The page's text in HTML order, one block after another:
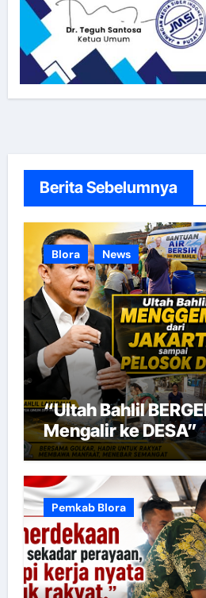
Berita Sebelumnya
Blora News
“Ultah Bahlil
Mengalir ke DESA”
Pemkab Blora